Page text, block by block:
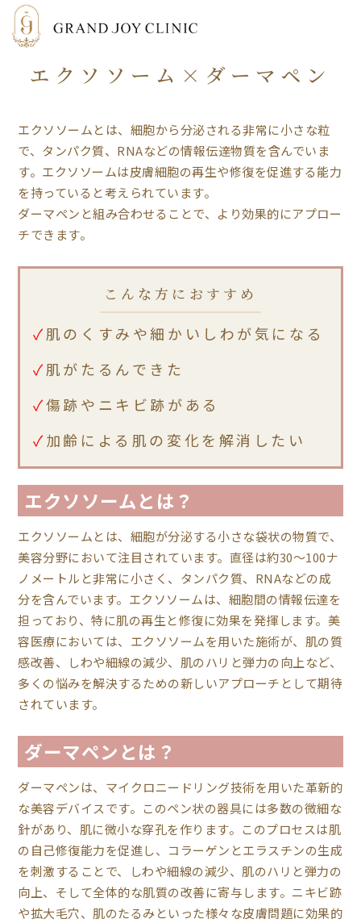
エクソソーム×ダーマペン
エクソソームとは、細胞から分泌される非常に小さな粒
で、タンパク質、RNAなどの情報伝達物質を含んでいま
す。エクソソームは皮膚細胞の再生や修復を促進する能力
を持っていると考えられています。
ダーマペンと組み合わせることで、より効果的にアプロー
チできます。
こんな方におすすめ
肌のくすみや細かいしわが気になる
肌がたるんできた
傷跡やニキビ跡がある
加齢による肌の変化を解消したい
エクソソームとは？
エクソソームとは、細胞が分泌する小さな袋状の物質で、
美容分野において注目されています。直径は約30～100ナ
ノメートルと非常に小さく、タンパク質、RNAなどの成
分を含んでいます。エクソソームは、細胞間の情報伝達を
担っており、特に肌の再生と修復に効果を発揮します。美
容医療においては、エクソソームを用いた施術が、肌の質
感改善、しわや細線の減少、肌のハリと弾力の向上など、
多くの悩みを解決するための新しいアプローチとして期待
されています。
ダーマペンとは？
ダーマペンは、マイクロニードリング技術を用いた革新的
な美容デバイスです。このペン状の器具には多数の微細な
針があり、肌に微小な穿孔を作ります。このプロセスは肌
の自己修復能力を促進し、コラーゲンとエラスチンの生成
を刺激することで、しわや細線の減少、肌のハリと弾力の
向上、そして全体的な肌質の改善に寄与します。ニキビ跡
や拡大毛穴、肌のたるみといった様々な皮膚問題に効果的